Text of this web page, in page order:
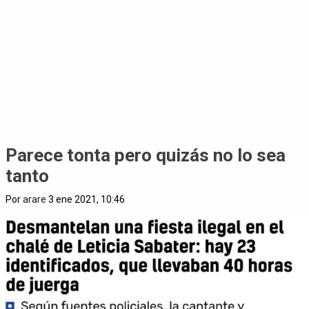
Parece tonta pero quizás no lo sea
tanto
Porarare 3 ene 2021, 10:46